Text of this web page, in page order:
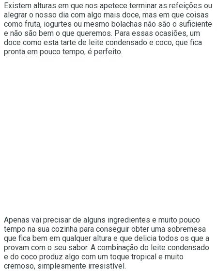
Existem alturas em que nos apetece terminar as refeições ou
alegrar o nosso dia com algo mais doce, mas em que coisas
como fruta, iogurtes ou mesmo bolachas não são o suficiente
e não são bem o que queremos. Para essas ocasiões, um
doce como esta tarte de leite condensado e coco, que fica
pronta em pouco tempo, é perfeito.
Apenas vai precisar de alguns ingredientes e muito pouco
tempo na sua cozinha para conseguir obter uma sobremesa
que fica bem em qualquer altura e que delicia todos os que a
provam com o seu sabor. A combinação do leite condensado
e do coco produz algo com um toque tropical e muito
cremoso, simplesmente irresistível.